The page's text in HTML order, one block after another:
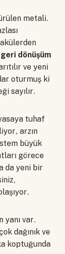
metali.
geri dönüşüm
ve yeni
oturmuş ki
sayılır.
tuhaf
arzın
büyük
görece
da yeni bir
yanı var.
dağınık ve
koptuğunda